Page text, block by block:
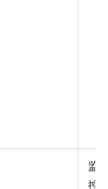
监
控